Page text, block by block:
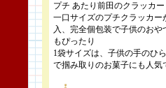
プチ あたり前田のクラッカー
一口サイズのプチクラッカー
入、完全個包装で子供のおや
もぴったり
1袋サイズは、子供の手のひ
で掴み取りのお菓子にも人気